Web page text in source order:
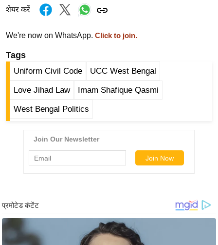
ली
ड
फि
ल्म
मी
i
n
g
N
शेयर करें
We're now on WhatsApp. Click to join.
Tags
Uniform Civil Code UCC West Bengal
Love Jihad Law Imam Shafique Qasmi
West Bengal Politics